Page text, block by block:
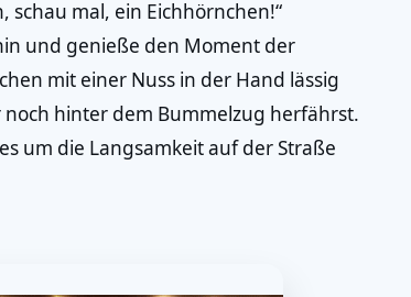
mal, ein Eichhörnchen!“
und genieße den Moment der
mit einer Nuss in der Hand lässig
hinter dem Bummelzug herfährst.
um die Langsamkeit auf der Straße